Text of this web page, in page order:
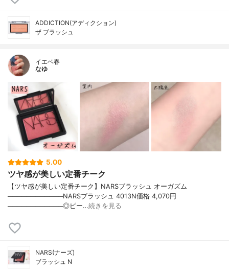
ADDICTION(アディクション)
ザ ブラッシュ
イエベ春
なゆ
5.00
ツヤ感が美しい定番チーク
【ツヤ感が美しい定番チーク】NARSブラッシュ オーガズム
────────────NARSブラッシュ 4013N価格 4,070円
────────────◎ピー…続きを見る
NARS(ナーズ)
ブラッシュ N